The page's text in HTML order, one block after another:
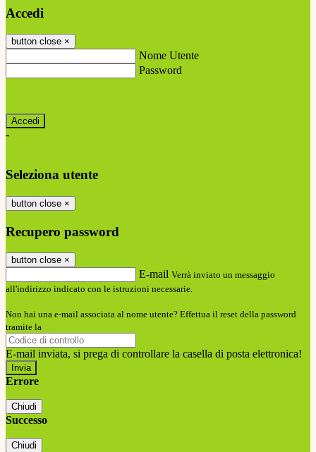
Accedi
button close ×
Nome Utente
Password
-
Seleziona utente
button close ×
Recupero password
button close ×
E-mail Verrà inviato un messaggio
all'indirizzo indicato con le istruzioni necessarie.
Non hai una e-mail associata al nome utente? Effettua il reset della password
tramite la
E-mail inviata, si prega di controllare la casella di posta elettronica!
Errore
Chiudi
Successo
Chiudi